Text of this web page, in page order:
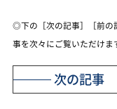
◎下の［次の記事］［前の
事を次々にご覧いただけま
次の記事